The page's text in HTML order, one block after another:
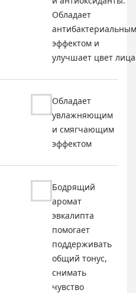
Обладает
антибактериальным
эффектом и
улучшает цвет лица
Обладает
увлажняющим
и смягчающим
эффектом
Бодрящий
аромат
эвкалипта
помогает
поддерживать
общий тонус,
снимать
чувство